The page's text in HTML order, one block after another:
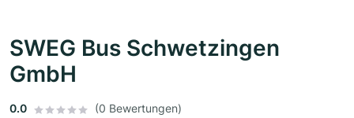
SWEG Bus Schwetzingen
GmbH
0.0 (0 Bewertungen)